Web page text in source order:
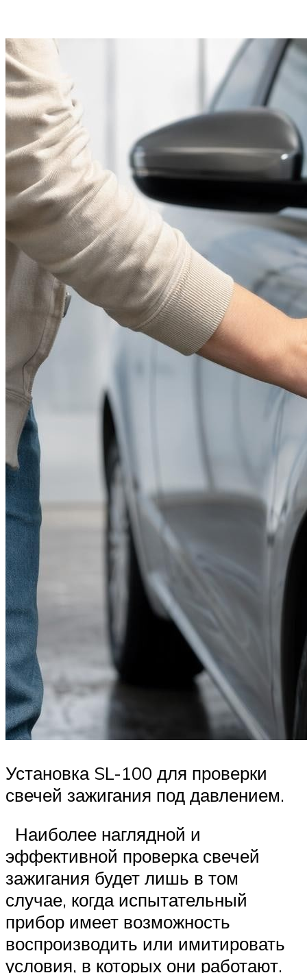
Установка SL-100 для проверки
свечей зажигания под давлением.
Наиболее наглядной и
эффективной проверка свечей
зажигания будет лишь в том
случае, когда испытательный
прибор имеет возможность
воспроизводить или имитировать
условия, в которых они работают.